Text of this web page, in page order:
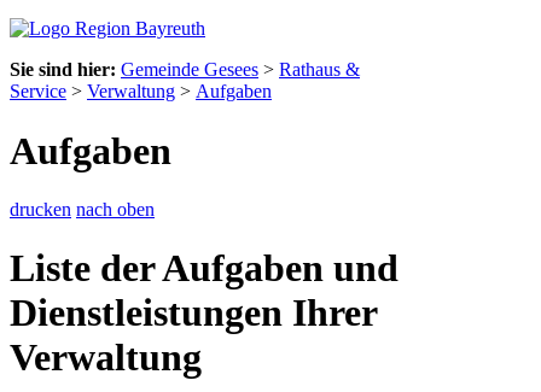
Sie sind hier: Gemeinde Gesees > Rathaus &
Service > Verwaltung > Aufgaben
Aufgaben
drucken nach oben
Liste der Aufgaben und
Dienstleistungen Ihrer
Verwaltung